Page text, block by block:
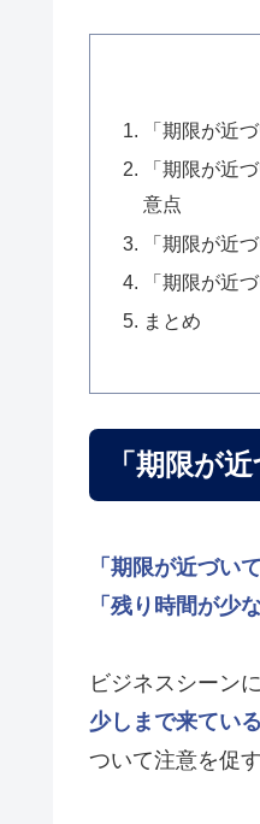
「期限が近
「期限が近
意点
「期限が近
「期限が近
まとめ
「期限が
「期限が近づい
「残り時間が少
ビジネスシーン
少しまで来ている
ついて注意を促